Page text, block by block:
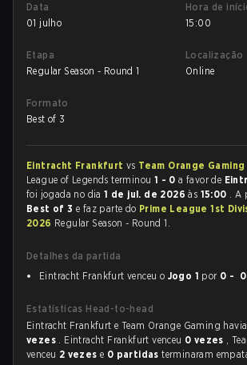
Data
01 julho
Hora de
15:00
Etapa
Regular Season - Round 1
Localização
Online
Formato
Best of 3
Eintracht Frankfurt vs Team Orange Gaming
League of Legends terminou 1 - 0 a favor de
foi jogada no dia1 de jul. de 2026às 15:00 . A
Best of 3 e faz parte do Prime League 1st
2026 Regular Season - Round 1.
Detalhes da partida
Eintracht Frankfurt venceu o Jogo 1 por 0 - 0
Estatísticas Head-to-head
Eintracht Frankfurt e Team Orange Gaming
vezes . Eintracht Frankfurt venceu 0 vezes ,
venceu 2 vezese 0 partidasterminaram